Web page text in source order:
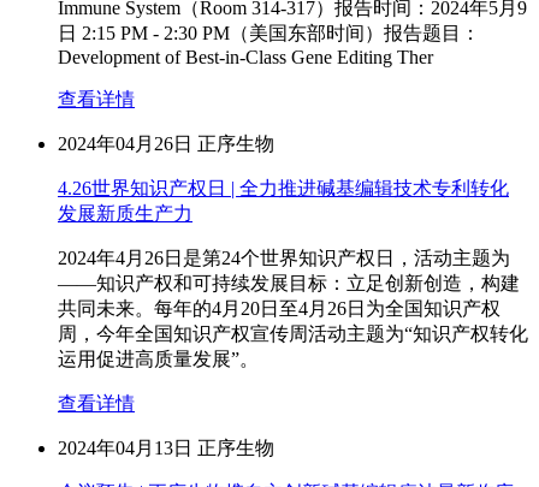
Immune System（Room 314-317）报告时间：2024年5月9
日 2:15 PM - 2:30 PM（美国东部时间）报告题目：
Development of Best-in-Class Gene Editing Ther
查看详情
2024年04月26日 正序生物
4.26世界知识产权日 | 全力推进碱基编辑技术专利转化
发展新质生产力
​2024年4月26日是第24个世界知识产权日，活动主题为
——知识产权和可持续发展目标：立足创新创造，构建
共同未来。每年的4月20日至4月26日为全国知识产权
周，今年全国知识产权宣传周活动主题为“知识产权转化
运用促进高质量发展”。
查看详情
2024年04月13日 正序生物